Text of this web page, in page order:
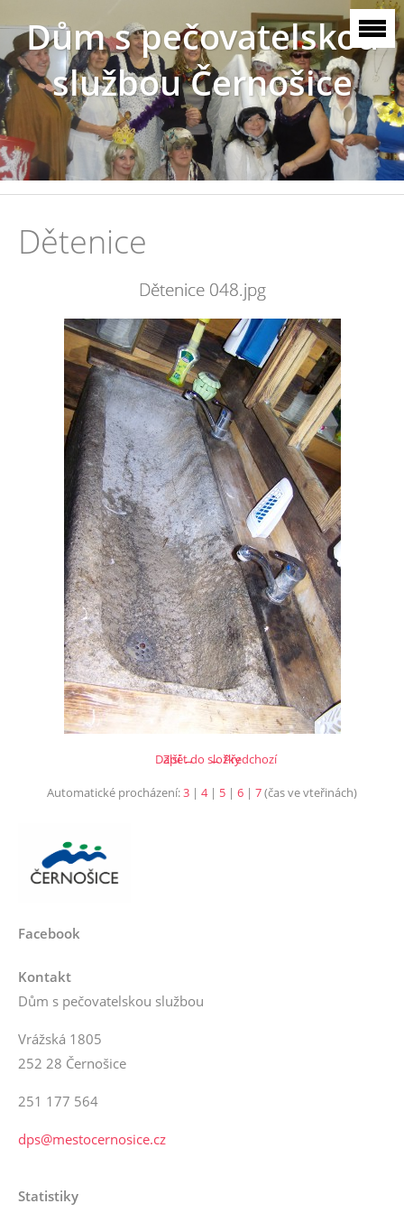
Dům s pečovatelskou
službou Černošice
Dětenice
Dětenice 048.jpg
← Předchozí
Další →
Zpět do složky
Automatické procházení:3 | 4| 5 | 6 | 7(čas ve vteřinách)
Facebook
Kontakt
Dům s pečovatelskou službou
Vrážská 1805
252 28 Černošice
251 177 564
dps@mestocernosice.cz
Statistiky